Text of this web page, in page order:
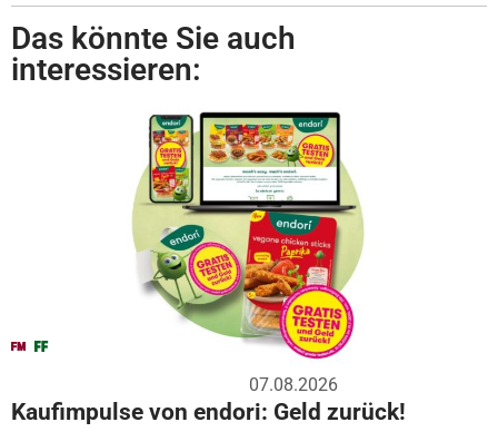
Das könnte Sie auch
interessieren:
07.08.2026
Kaufimpulse von endori: Geld zurück!